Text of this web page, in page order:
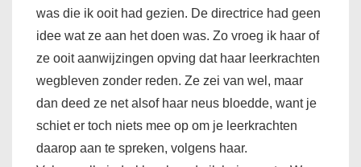
was die ik ooit had gezien. De directrice had geen
idee wat ze aan het doen was. Zo vroeg ik haar of
ze ooit aanwijzingen opving dat haar leerkrachten
wegbleven zonder reden. Ze zei van wel, maar
dan deed ze net alsof haar neus bloedde, want je
schiet er toch niets mee op om je leerkrachten
daarop aan te spreken, volgens haar.